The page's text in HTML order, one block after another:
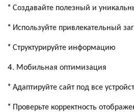
* Создавайте полезный и
* Используйте привлекательный
* Структурируйте информацию
4. Мобильная оптимизация
* Адаптируйте сайт под все
* Проверьте корректность